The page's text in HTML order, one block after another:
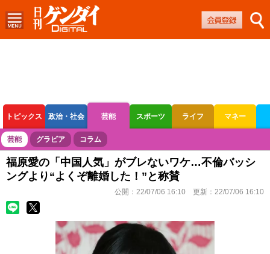
トピックス 政治・社会 芸能 スポーツ ライフ マネー
ボートレース 競輪 オートレース
芸能 グラビア コラム
福原愛の「中国人気」がブレないワケ…不倫バッシ
ングより“よくぞ離婚した！”と称賛
公開： 22/07/06 16:10 更新： 22/07/06 16:10